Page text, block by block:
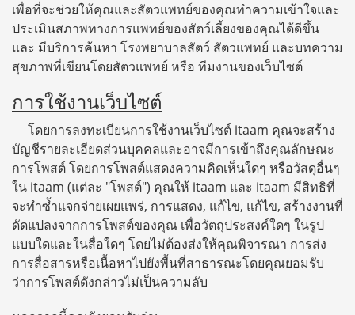
เพื่อที่จะช่วยให้คุณและสัตวแพทย์ของคุณทำความเข้าใจและ
ประเมินสภาพทางการแพทย์ของสัตว์เลี้ยงของคุณได้ดีขึ้น
และ มีบริการค้นหา โรงพยาบาลสัตว์ สัตวแพทย์ และบทความ
สุขภาพที่เขียนโดยสัตวแพทย์ หรือ ทีมงานของเว็บไซต์
การใช้งานเว็บไซต์
โดยการลงทะเบียนการใช้งานเว็บไซต์ itaam คุณจะสร้าง
บัญชีรายละเอียดส่วนบุคคลและอาจมีการเข้าถึงคุณลักษณะ
การโพสต์ โดยการโพสต์แสดงความคิดเห็นใดๆ หรือวัสดุอื่นๆ
ใน itaam (แต่ละ "โพสต์") คุณให้ itaam และ itaam มีสิทธิที่
จะทำซ้ำแจกจ่ายเผยแพร่, การแสดง, แก้ไข, แก้ไข, สร้างงานที่
ดัดแปลงจากการโพสต์ของคุณ เพื่อวัตถุประสงค์ใดๆ ในรูป
แบบใดและในสื่อใดๆ โดยไม่ต้องส่งให้คุณพิจารณา การส่ง
การสื่อสารหรือเนื้อหาไปยังพื้นที่สาธารณะโดยคุณยอมรับ
ว่าการโพสต์ดังกล่าวไม่เป็นความลับ